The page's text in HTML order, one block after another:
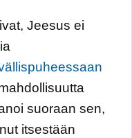
Jeesus ei
suoraan sen,
itsestään